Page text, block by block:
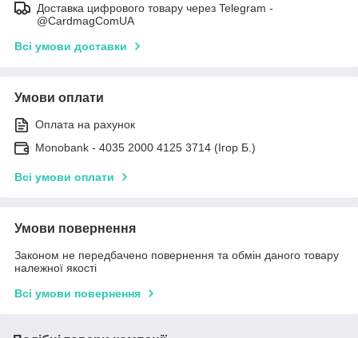
Доставка цифрового товару через Telegram -
@CardmagComUA
Всі умови доставки
Умови оплати
Оплата на рахунок
Monobank - 4035 2000 4125 3714 (Ігор Б.)
Всі умови оплати
Умови повернення
Законом не передбачено повернення та обмін даного товару
належної якості
Всі умови повернення